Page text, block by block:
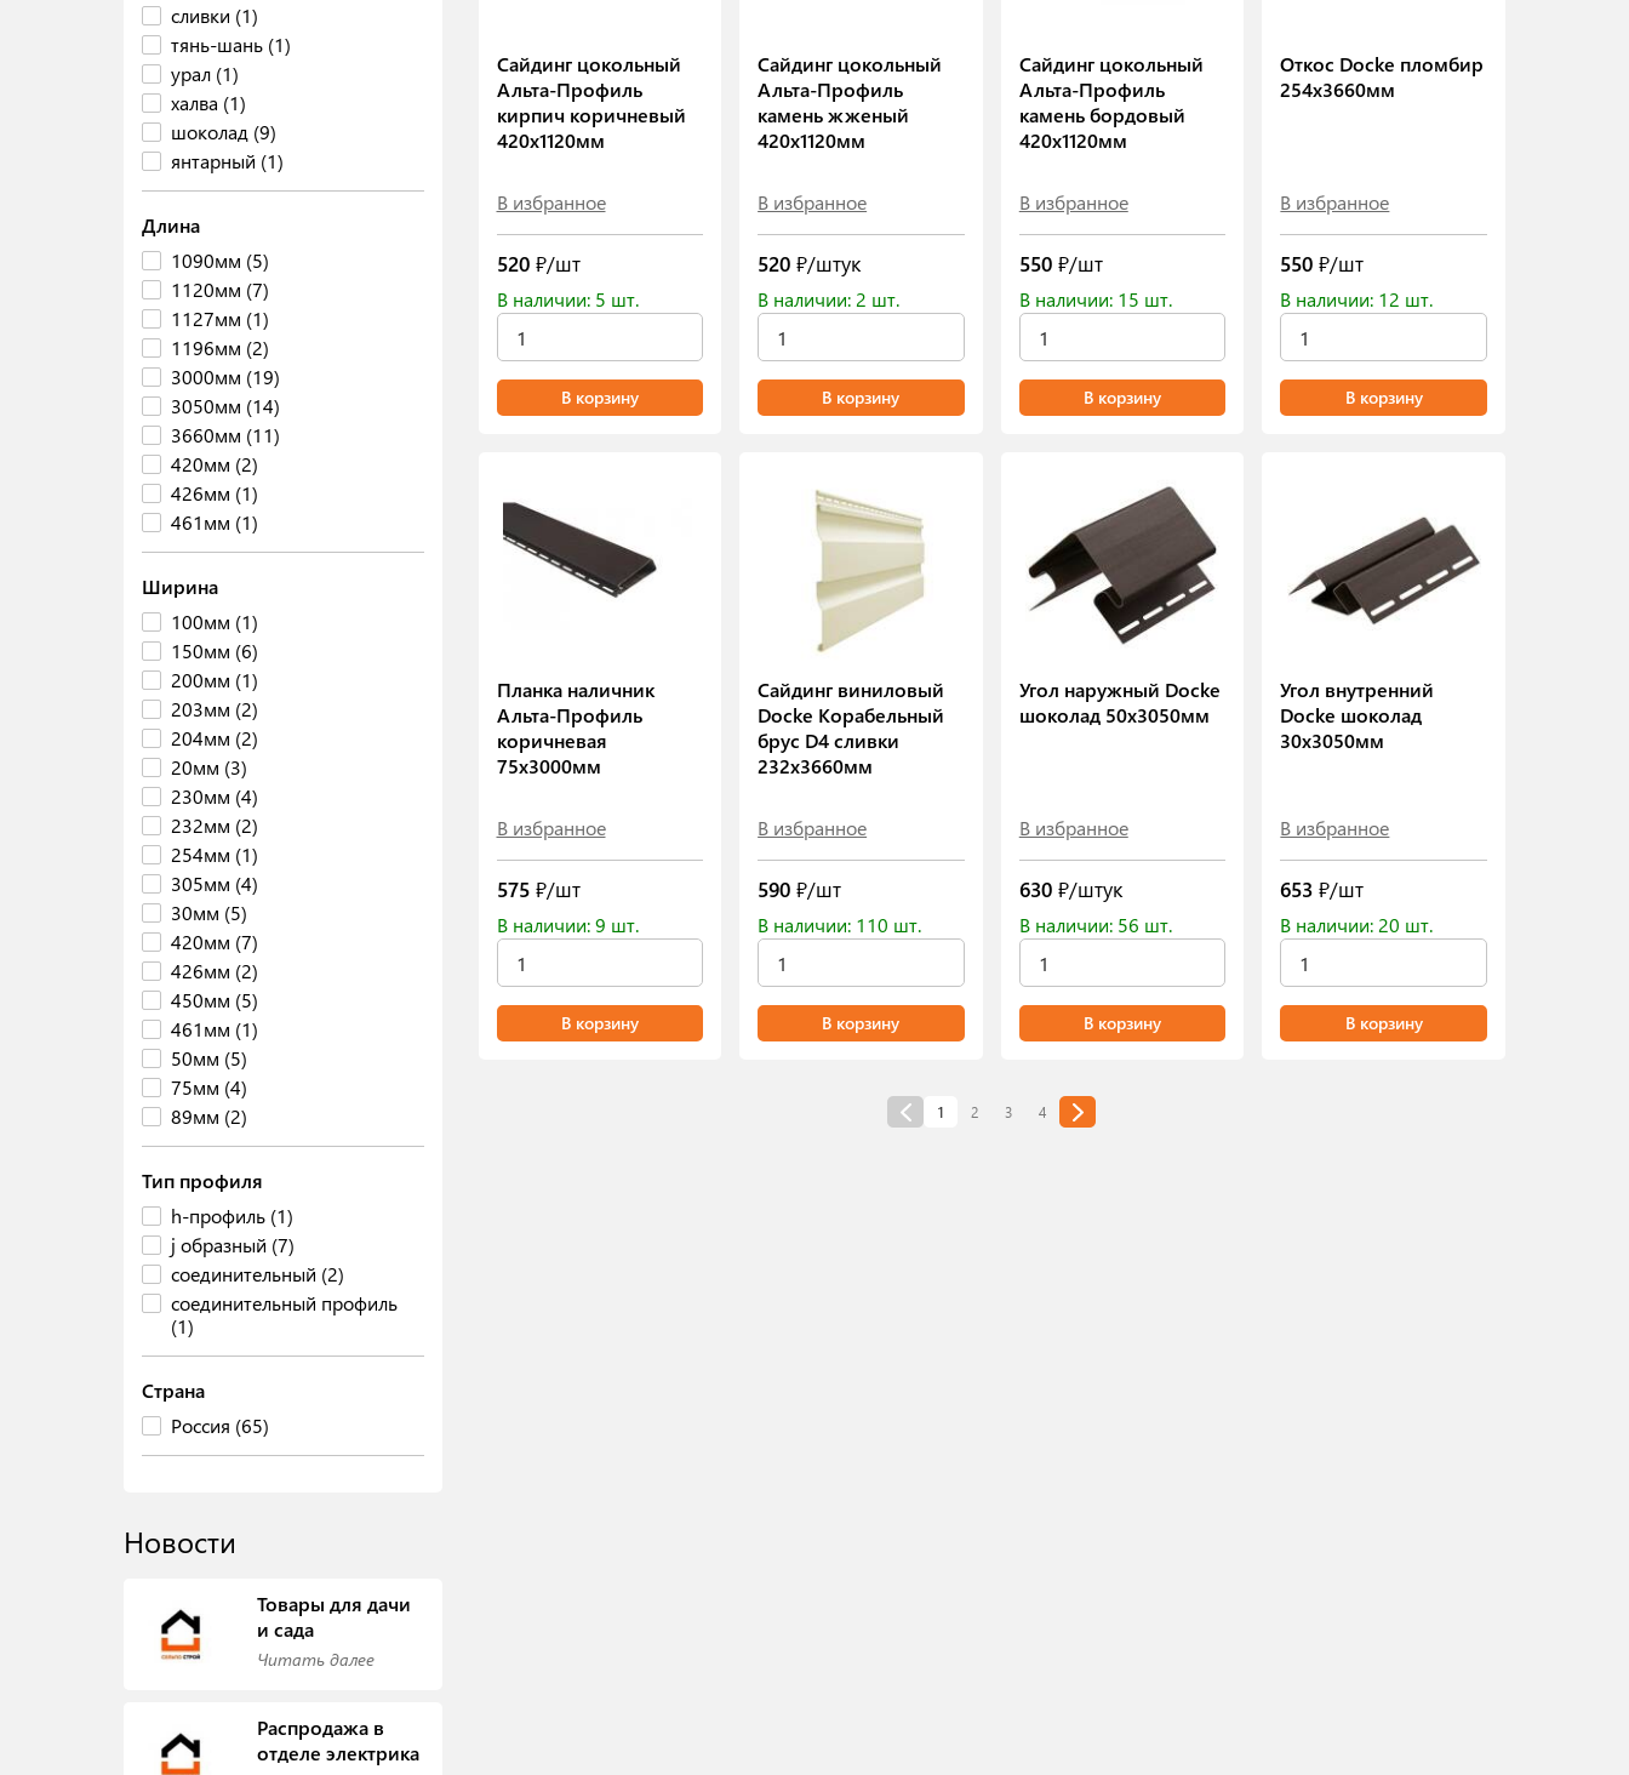
сливки (1)
тянь-шань (1)
урал (1)
халва (1)
шоколад (9)
янтарный (1)
Длина
1090мм (5)
1120мм (7)
1127мм (1)
1196мм (2)
3000мм (19)
3050мм (14)
3660мм (11)
420мм (2)
426мм (1)
461мм (1)
Ширина
100мм (1)
150мм (6)
200мм (1)
203мм (2)
204мм (2)
20мм (3)
230мм (4)
232мм (2)
254мм (1)
305мм (4)
30мм (5)
420мм (7)
426мм (2)
450мм (5)
461мм (1)
50мм (5)
75мм (4)
89мм (2)
Тип профиля
h-профиль (1)
j образный (7)
соединительный (2)
соединительный профиль
(1)
Страна
Россия (65)
Новости
Товары для дачи
и сада
Читать далее
Распродажа в
отделе электрика
Сайдинг цокольный
Альта-Профиль
кирпич коричневый
420х1120мм
В избранное
520₽/шт
В наличии: 5 шт.
В корзину
Сайдинг цокольный
Альта-Профиль
камень жженый
420х1120мм
В избранное
520 ₽/штук
В наличии: 2 шт.
В корзину
Сайдинг цокольный
Альта-Профиль
камень бордовый
420х1120мм
В избранное
550₽/шт
В наличии: 15 шт.
В корзину
Откос Docke пломбир
254х3660мм
В избранное
550 ₽/шт
В наличии: 12 шт.
В корзину
Планка наличник
Альта-Профиль
коричневая
75х3000мм
В избранное
575₽/шт
В наличии: 9 шт.
В корзину
Сайдинг виниловый
Docke Корабельный
брус D4 сливки
232х3660мм
В избранное
590 ₽/шт
В наличии: 110 шт.
В корзину
Угол наружный Docke
шоколад 50х3050мм
В избранное
630₽/штук
В наличии: 56 шт.
В корзину
Угол внутренний
Docke шоколад
30х3050мм
В избранное
653 ₽/шт
В наличии: 20 шт.
В корзину
< 1 (current)
2 3 4 >